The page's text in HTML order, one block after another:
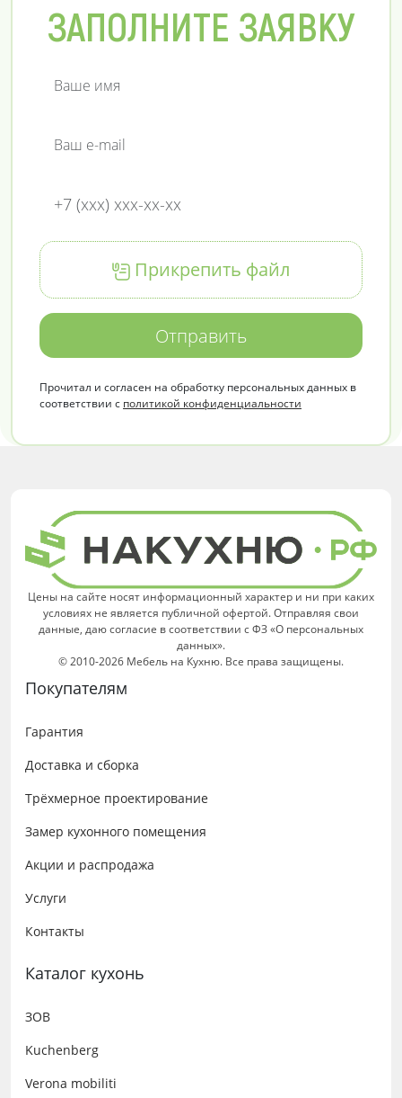
ЗАПОЛНИТЕ ЗАЯВКУ
Прикрепить файл
Отправить
Прочитал и согласен на обработку персональных данных в
соответствии с политикой конфиденциальности
Цены на сайте носят информационный характер и ни при каких
условиях не является публичной офертой. Отправляя свои
данные, даю согласие в соответствии с ФЗ «О персональных
данных».
© 2010-2026 Мебель на Кухню. Все права защищены.
Покупателям
Гарантия
Доставка и сборка
Трёхмерное проектирование
Замер кухонного помещения
Акции и распродажа
Услуги
Контакты
Каталог кухонь
ЗОВ
Kuchenberg
Verona mobiliti